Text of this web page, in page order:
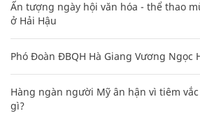
Ấn tượng ngày hội văn hóa - thể thao
ở Hải Hậu
Phó Đoàn ĐBQH Hà Giang Vương Ngọc
Hàng ngàn người Mỹ ân hận vì tiêm vắc
gì?